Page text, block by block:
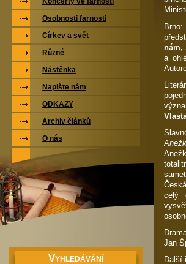
nám,
a
celý
Jan
Další
Osobnosti farnosti
Církev a svět
Různé
Nástěnka
Napište nám
ODKAZY
Archiv článků
O nás
VYHLEDÁVÁNÍ